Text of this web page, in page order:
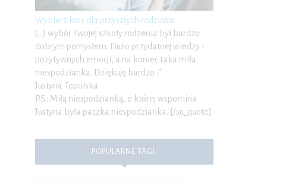
Wybierz kurs dla przyszłych rodziców
(…) wybór Twojej szkoły rodzenia był bardzo
dobrym pomysłem. Dużo przydatnej wiedzy i
pozytywnych emocji, a na koniec taka miła
niespodzianka. Dziękuję bardzo :*
Justyna Topolska
P.S.: Miłą niespodzianką, o której wspomina
Justyna była paczka niespodzianka. [/su_quote]
POPULARNE TAGI: